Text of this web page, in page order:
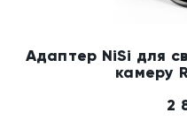
Адаптер NiSi для
камеру
2